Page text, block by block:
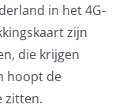
in het 4G-
zijn
die krijgen
hoopt de
zitten.